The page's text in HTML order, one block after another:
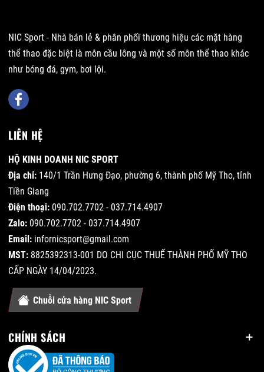
NIC Sport - Nhà bán lẻ & phân phối thương hiệu các mặt hàng
thể thao đặc biệt là môn cầu lông và một số môn thể thao khác
như bóng đá, gym, bơi lội.
LIÊN HỆ
HỘ KINH DOANH NIC SPORT
Địa chỉ: 140/1 Trần Hưng Đạo, phường 6, thành phố Mỹ Tho, tỉnh
Tiền Giang
Điện thoại: 090.702.7702 - 037.714.4907
Zalo: 090.702.7702 - 037.714.4907
Email: infornicsport@gmail.com
MST: 8825392313-001 DO CHI CỤC THUẾ THÀNH PHỐ MỸ THO
CẤP NGÀY 14/04/2023.
Chuỗi cửa hàng NIC Sport
CHÍNH SÁCH